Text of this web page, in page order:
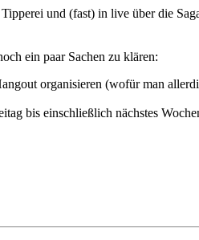
und (fast) in live über die
ein paar Sachen zu klären:
organisieren (wofür man
bis einschließlich nächstes